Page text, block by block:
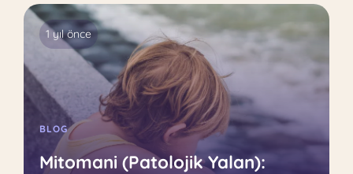
1 yıl önce
BLOG
Mitomani (Patolojik Yalan):